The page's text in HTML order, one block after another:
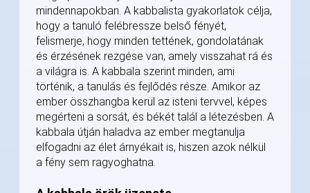
mindennapokban. A kabbalista gyakorlatok célja,
hogy a tanuló felébressze belső fényét,
felismerje, hogy minden tettének, gondolatának
és érzésének rezgése van, amely visszahat rá és
a világra is. A kabbala szerint minden, ami
történik, a tanulás és fejlődés része. Amikor az
ember összhangba kerül az isteni tervvel, képes
megérteni a sorsát, és békét talál a létezésben. A
kabbala útján haladva az ember megtanulja
elfogadni az élet árnyékait is, hiszen azok nélkül
a fény sem ragyoghatna.